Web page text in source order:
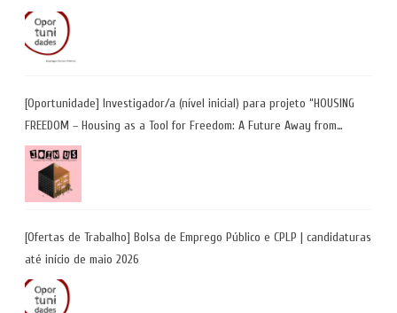
Coimbra | Candidaturas até 29 de maio 2026
[Oportunidade] Investigador/a (nível inicial) para projeto “HOUSING
FREEDOM – Housing as a Tool for Freedom: A Future Away from
Incarceration” | até 8 de maio
[Ofertas de Trabalho] Bolsa de Emprego Público e CPLP | candidaturas
até início de maio 2026